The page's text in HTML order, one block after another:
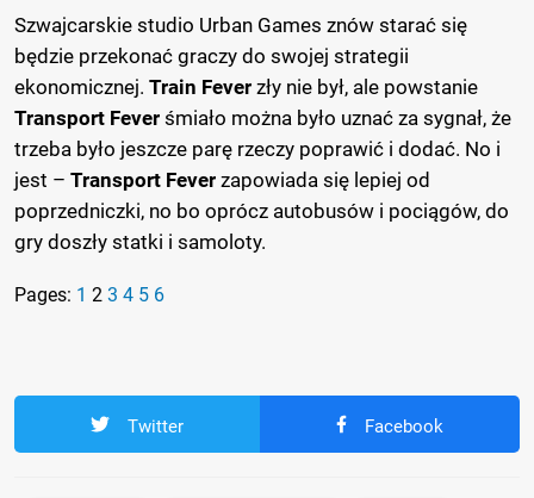
Szwajcarskie studio Urban Games znów starać się
będzie przekonać graczy do swojej strategii
ekonomicznej. Train Fever zły nie był, ale powstanie
Transport Fever śmiało można było uznać za sygnał, że
trzeba było jeszcze parę rzeczy poprawić i dodać. No i
jest – Transport Fever zapowiada się lepiej od
poprzedniczki, no bo oprócz autobusów i pociągów, do
gry doszły statki i samoloty.
Pages: 1 2 3 4 5 6
Twitter Facebook